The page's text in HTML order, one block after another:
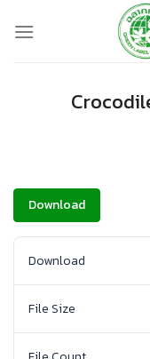
Download
Download
File Size